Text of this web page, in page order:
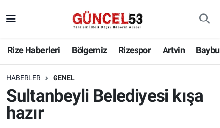
Rize Haberleri Bölgemiz Rizespor Artvin
HABERLER GENEL
Sultanbeyli Belediyesi kışa
hazır